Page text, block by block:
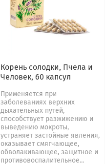
Корень солодки, Пчела и
Человек, 60 капсул
Применяется при
заболеваниях верхних
дыхательных путей,
способствует разжижению и
выведению мокроты,
устраняет застойные явления,
оказывает смягчающее,
обволакивающее, защитное и
противовоспалительное...